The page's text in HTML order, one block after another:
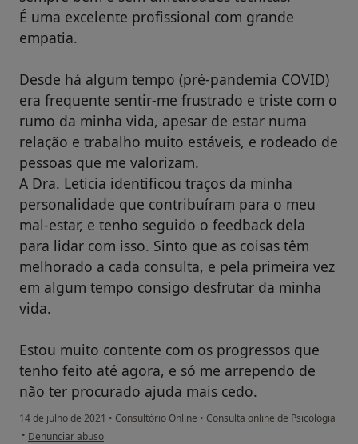
É uma excelente profissional com grande
empatia.
Desde há algum tempo (pré-pandemia COVID)
era frequente sentir-me frustrado e triste com o
rumo da minha vida, apesar de estar numa
relação e trabalho muito estáveis, e rodeado de
pessoas que me valorizam.
A Dra. Leticia identificou traços da minha
personalidade que contribuíram para o meu
mal-estar, e tenho seguido o feedback dela
para lidar com isso. Sinto que as coisas têm
melhorado a cada consulta, e pela primeira vez
em algum tempo consigo desfrutar da minha
vida.
Estou muito contente com os progressos que
tenho feito até agora, e só me arrependo de
não ter procurado ajuda mais cedo.
14 de julho de 2021 • Consultório Online • Consulta online de Psicologia
• na opinião do utilizador Gonçalo S.
Denunciar abuso